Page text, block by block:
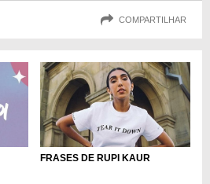
COMPARTILHAR
FRASES DE RUPI KAUR